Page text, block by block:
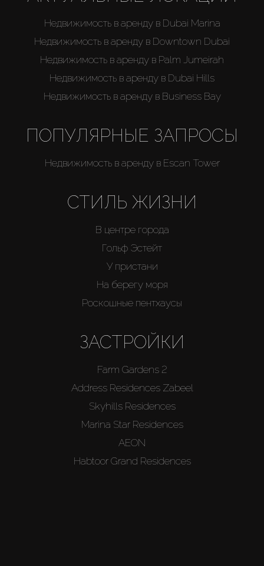
Недвижимость в аренду в Dubai Marina
Недвижимость в аренду в Downtown Dubai
Недвижимость в аренду в Palm Jumeirah
Недвижимость в аренду в Dubai Hills
Недвижимость в аренду в Business Bay
ПОПУЛЯРНЫЕ ЗАПРОСЫ
Недвижимость в аренду в Escan Tower
СТИЛЬ ЖИЗНИ
В центре города
Гольф Эстейт
У пристани
На берегу моря
Роскошные пентхаусы
ЗАСТРОЙКИ
Farm Gardens 2
Address Residences Zabeel
Skyhills Residences
Marina Star Residences
AEON
Habtoor Grand Residences